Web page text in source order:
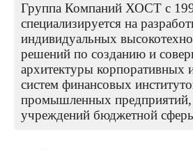
Группа Компаний ХОСТ с
специализируется на
индивидуальных
решений по созданию и
архитектуры
систем финансовых
промышленных предприятий,
учреждений бюджетной